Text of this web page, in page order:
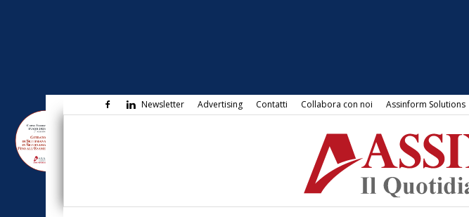
Newsletter Advertising Contatti Collabora con noi Assinform Solutions